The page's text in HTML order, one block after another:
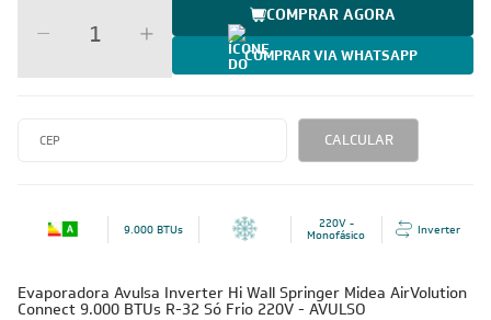
COMPRAR AGORA
COMPRAR VIA WHATSAPP
CALCULAR
9.000 BTUs
220V -
Monofásico
Inverter
Evaporadora Avulsa Inverter Hi Wall Springer Midea AirVolution
Connect 9.000 BTUs R-32 Só Frio 220V - AVULSO